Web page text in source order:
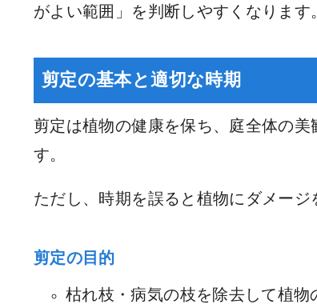
がよい範囲」を判断しやすくなります。
剪定の基本と適切な時期
剪定は植物の健康を保ち、庭全体の
す。
ただし、時期を誤ると植物にダメージ
剪定の目的
枯れ枝・病気の枝を除去して植物